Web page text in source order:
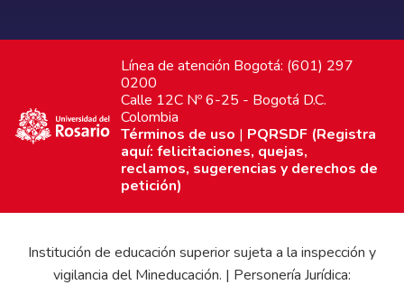
Línea de atención Bogotá: (601) 297
0200
Calle 12C Nº 6-25 - Bogotá D.C.
Colombia
Términos de uso | PQRSDF (Registra
aquí: felicitaciones, quejas,
reclamos, sugerencias y derechos de
petición)
Institución de educación superior sujeta a la inspección y
vigilancia del Mineducación. | Personería Jurídica: